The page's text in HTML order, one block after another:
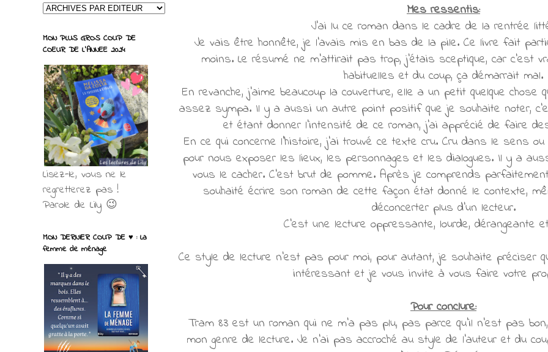
Mes ressentis:
J'ai lu ce roman dans le cadre de la rentrée
Je vais être honnête, je l'avais mis en bas de la pile. Ce livre fait
moins. Le résumé ne m'attirait pas trop, j'étais sceptique, car c'est
habituelles et du coup, ça démarrait mal.
En revanche, j'aime beaucoup la couverture, elle a un petit quelque chose
assez sympa. Il y a aussi un autre point positif que je souhaite noter,
et étant donner l'intensité de ce roman, j'ai apprécié de faire
En ce qui concerne l'histoire, j'ai trouvé ce texte cru. Cru dans le sens
pour nous exposer les lieux, les personnages et les dialogues. Il y a
vous le cacher. C'est brut de pomme. Après je comprends
souhaité écrire son roman de cette façon état donné le contexte,
déconcerter plus d'un lecteur.
C'est une lecture oppressante, lourde, dérangeante
Ce style de lecture n'est pas pour moi, pour autant, je souhaite préciser
intéressant et je vous invite à vous faire votre
Pour conclure:
Tram 83 est un roman qui ne m'a pas plu, pas parce qu'il n'est pas
mon genre de lecture. Je n'ai pas accroché au style de l'auteur et du
MON PLUS GROS COUP DE
COEUR DE L'ANNEE 2024
Lisez-le, vous ne le
regretterez pas !
Parole de Lily 😉
MON DERNIER COUP DE ♥ : La
femme de ménage